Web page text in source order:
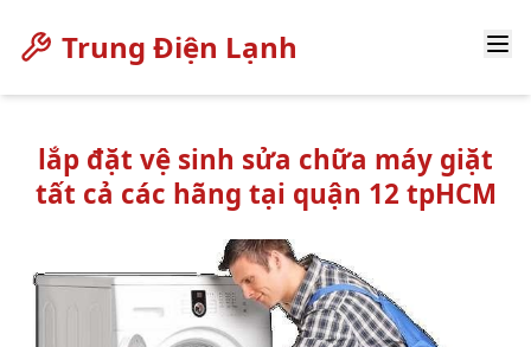
Trung Điện Lạnh
lắp đặt vệ sinh sửa chữa máy giặt
tất cả các hãng tại quận 12 tpHCM